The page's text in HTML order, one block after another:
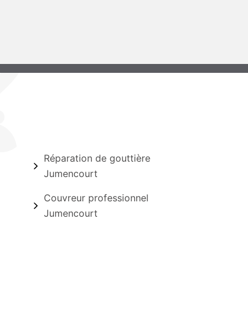
Réparation de gouttière
Jumencourt
Couvreur professionnel
Jumencourt